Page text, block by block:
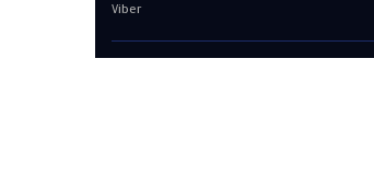
Viber